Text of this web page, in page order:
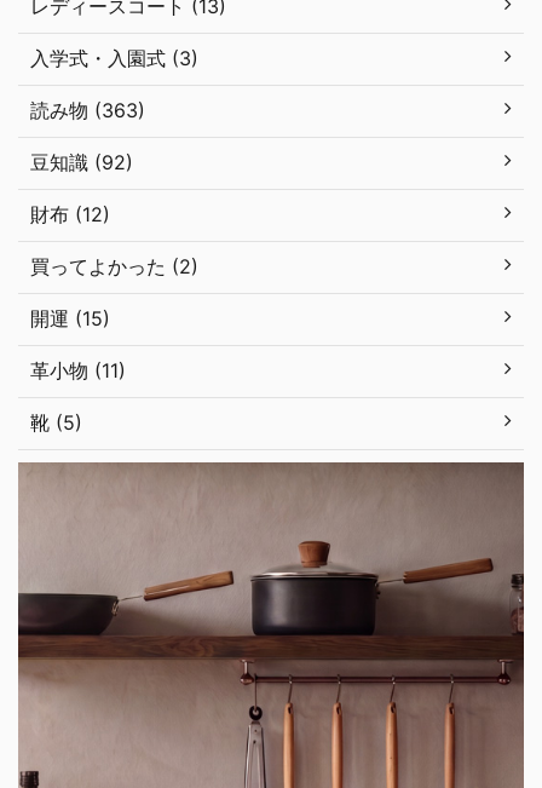
レディースコート (13)
入学式・入園式 (3)
読み物 (363)
豆知識 (92)
財布 (12)
買ってよかった (2)
開運 (15)
革小物 (11)
靴 (5)